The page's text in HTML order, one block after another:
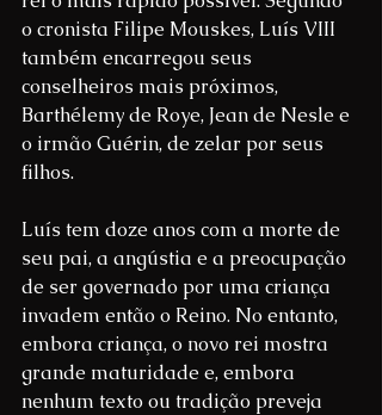
o cronista Filipe Mouskes, Luís VIII
também encarregou seus
conselheiros mais próximos,
Barthélemy de Roye, Jean de Nesle e
o irmão Guérin, de zelar por seus
filhos.
Luís tem doze anos com a morte de
seu pai, a angústia e a preocupação
de ser governado por uma criança
invadem então o Reino. No entanto,
embora criança, o novo rei mostra
grande maturidade e, embora
nenhum texto ou tradição preveja